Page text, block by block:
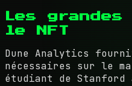
Les grandes
le NFT
Dune Analytics
nécessaires sur le
étudiant de